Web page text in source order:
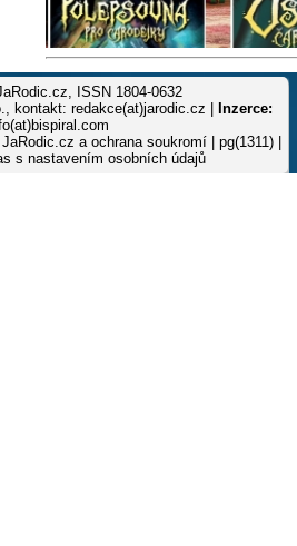
ISSN 1804-0632
kontakt: redakce(at)jarodic.cz |
Inzerce:
JaRodic.cz a ochrana soukromí | pg(1311) |
s nastavením osobních údajů